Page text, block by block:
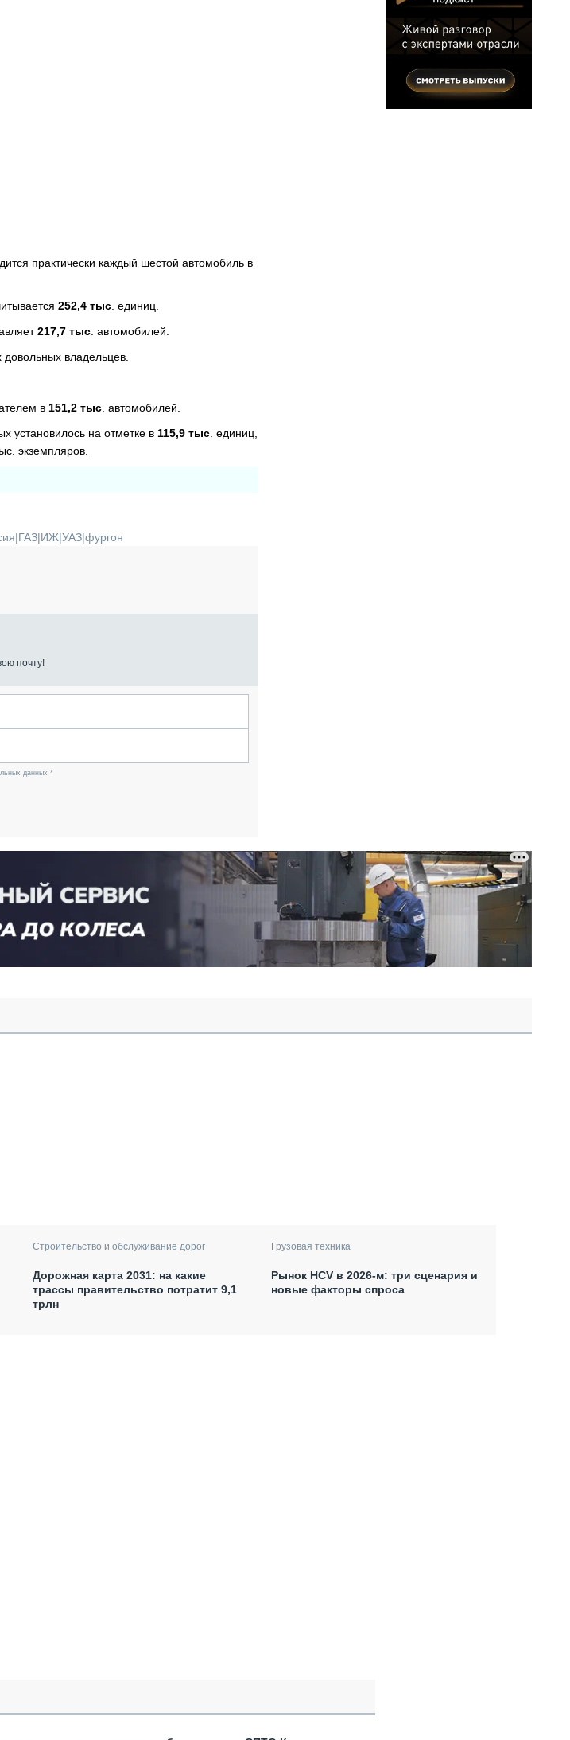
практически каждый шестой автомобиль в
252,4 тыс . единиц.
217,7 тыс . автомобилей.
довольных владельцев.
в 151,2 тыс . автомобилей.
установилось на отметке в 115,9 тыс . единиц,
экземпляров.
|ГАЗ|ИЖ|УАЗ|фургон
почту!
данных *
Строительство и обслуживание дорог
Дорожная карта 2031: на какие
трассы правительство потратит 9,1
трлн
Грузовая техника
Рынок HCV в 2026-м: три сценария и
новые факторы спроса